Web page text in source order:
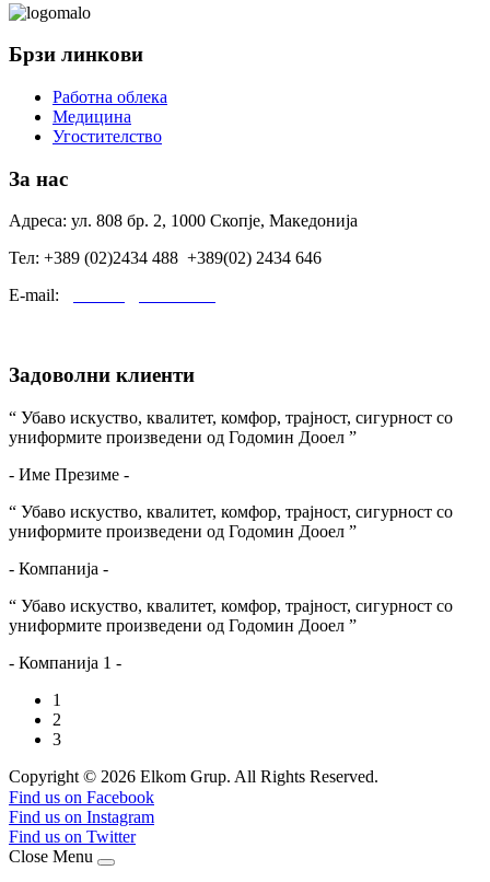
Брзи линкови
Работна облека
Медицина
Угостителство
За нас
Адреса: ул. 808 бр. 2, 1000 Скопје, Македонија
Тел: +389 (02)2434 488 +389(02) 2434 646
E-mail:
Задоволни клиенти
“ Убаво искуство, квалитет, комфор, трајност, сигурност со
униформите произведени од Годомин Дооел ”
- Име Презиме -
“ Убаво искуство, квалитет, комфор, трајност, сигурност со
униформите произведени од Годомин Дооел ”
- Компанија -
“ Убаво искуство, квалитет, комфор, трајност, сигурност со
униформите произведени од Годомин Дооел ”
- Компанија 1 -
1
2
3
Copyright © 2026 Elkom Grup. All Rights Reserved.
Joomla! 3 Templates
Find us on Facebook
Find us on Instagram
Find us on Twitter
Close Menu